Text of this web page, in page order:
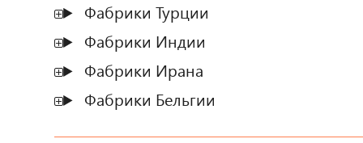
Фабрики Турции
Фабрики Индии
Фабрики Ирана
Фабрики Бельгии